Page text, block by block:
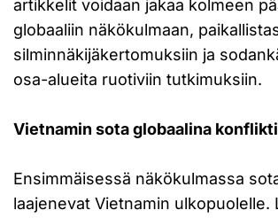
artikkelit voidaan jakaa kolmeen
globaaliin näkökulmaan,
silminnäkijäkertomuksiin ja
osa-alueita ruotiviin tutkimuksiin.
Vietnamin sota globaalina
Ensimmäisessä näkökulmassa
laajenevat Vietnamin ulkopuolelle.